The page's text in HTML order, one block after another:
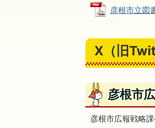
彦根市立図
X（旧
彦根市
彦根市広報戦略